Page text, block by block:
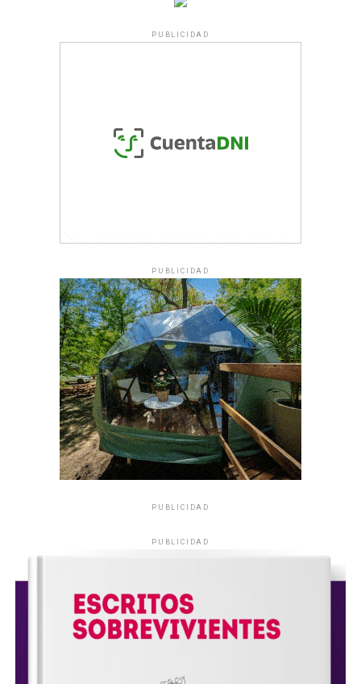
PUBLICIDAD
PUBLICIDAD
PUBLICIDAD
PUBLICIDAD